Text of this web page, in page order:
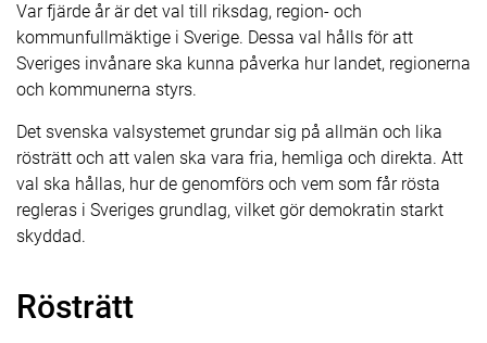
Var fjärde år är det val till riksdag, region- och
kommunfullmäktige i Sverige. Dessa val hålls för att
Sveriges invånare ska kunna påverka hur landet, regionerna
och kommunerna styrs.
Det svenska valsystemet grundar sig på allmän och lika
rösträtt och att valen ska vara fria, hemliga och direkta. Att
val ska hållas, hur de genomförs och vem som får rösta
regleras i Sveriges grundlag, vilket gör demokratin starkt
skyddad.
Rösträtt